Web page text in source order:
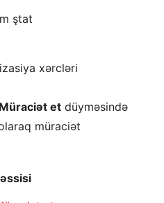
ştat
xərcləri
Müraciət et düyməsində
müraciət